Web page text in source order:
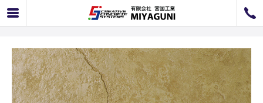
お問い合わせ 工事のお見積もり
SS-45 ラフストーン